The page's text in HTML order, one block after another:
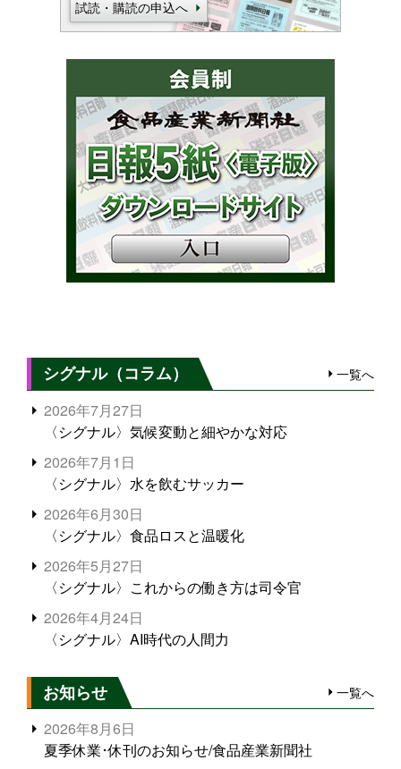
試読・購読の申込へ
シグナル（コラム） 一覧へ
2026年7月27日
〈シグナル〉気候変動と細やかな対応
2026年7月1日
〈シグナル〉水を飲むサッカー
2026年6月30日
〈シグナル〉食品ロスと温暖化
2026年5月27日
〈シグナル〉これからの働き方は司令官
2026年4月24日
〈シグナル〉AI時代の人間力
お知らせ 一覧へ
2026年8月6日
夏季休業･休刊のお知らせ/食品産業新聞社